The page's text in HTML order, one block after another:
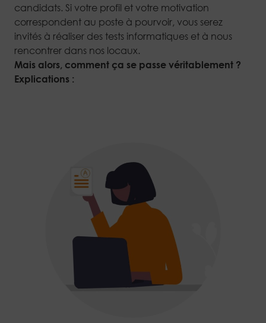
candidats. Si votre profil et votre motivation
correspondent au poste à pourvoir, vous serez
invités à réaliser des tests informatiques et à nous
rencontrer dans nos locaux.
Mais alors, comment ça se passe véritablement ?
Explications :